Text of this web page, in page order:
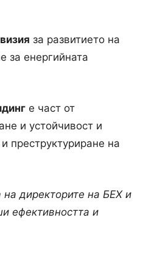
за развитието на
за енергийната
е част от
и устойчивост и
преструктуриране на
директорите на БЕХ и
ефективността и